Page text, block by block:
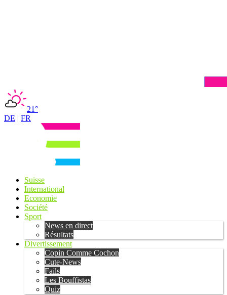
21°
DE | FR
Suisse
International
Economie
Société
Sport
News en direct
Résultats
Divertissement
Copin Comme Cochon
Cute-News
Fails
Les Bouffistas
Quiz